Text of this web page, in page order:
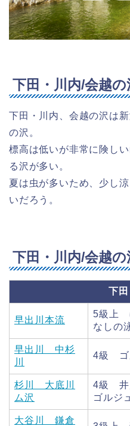
下田・川内/会越の
下田・川内、会越の沢は
の沢。
標高は低いが非常に険し
る沢が多い。
夏は虫が多いため、少し
いだろう。
下田・川内/会越
下
早出川本流
5級上
なしの
早出川 中杉
川
4級 ゴ
杉川 大底川
ム沢
4級 井
ゴルジ
大谷川 鎌倉